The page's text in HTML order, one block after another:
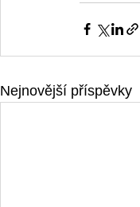
Nejnovější příspěvky